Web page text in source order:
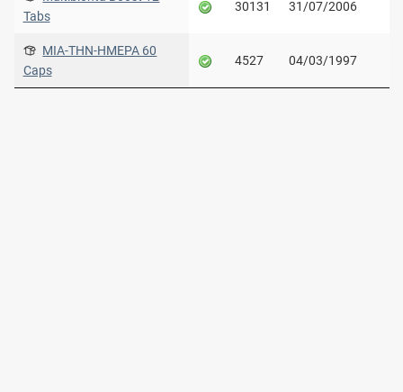
Tabs
30131 31/07/2006
ΜΙΑ-ΤΗΝ-ΗΜΕΡΑ 60
Caps
4527 04/03/1997